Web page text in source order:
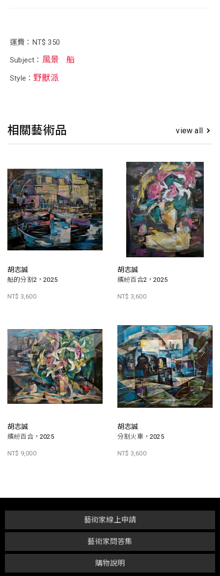
運費：NT$ 350
Subject： 風景 船
Style：野獸派
相關藝術品 view all
胡志誠
船的分割2，2025
NT$ 3,600
胡志誠
繽紛百合2，2025
NT$ 3,600
胡志誠
繽紛百合，2025
NT$ 9,000
胡志誠
分割火車，2025
NT$ 3,600
購物說明
藝術家問答集
藝術家線上申請